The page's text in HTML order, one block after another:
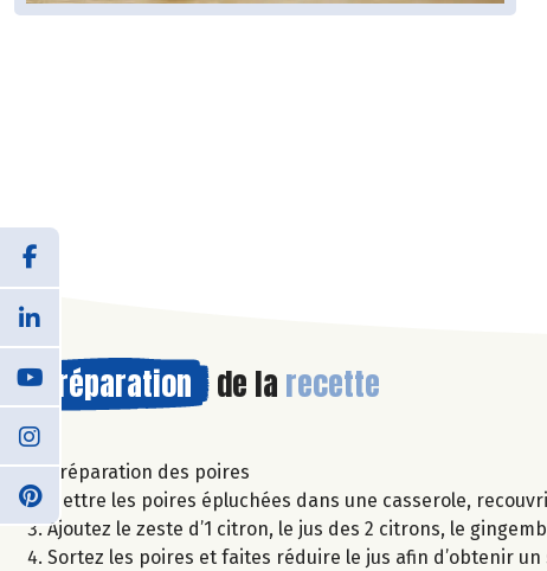
Préparation de la recette
Préparation des poires
Mettre les poires épluchées dans une casserole,
Ajoutez le zeste d’1 citron, le jus des 2 citrons, le
Sortez les poires et faites réduire le jus afin d’obtenir